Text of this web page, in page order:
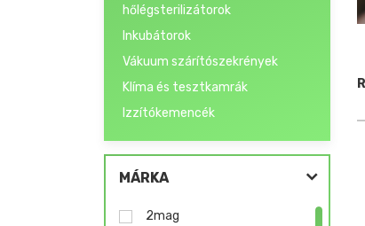
hőlégsterilizátorok
Inkubátorok
Vákuum szárítószekrények
Klíma és tesztkamrák
Izzítókemencék
MÁRKA
2mag